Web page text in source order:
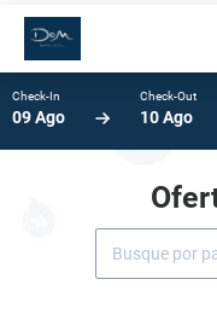
Check-In
09 Ago
Check-Out
10 Ago